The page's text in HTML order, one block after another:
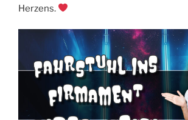
Herzens.